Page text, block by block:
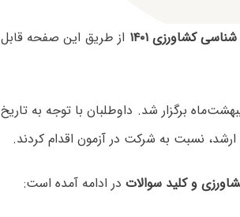
کشاورزی ۱۴۰۱
از طریق این صفحه قابل
در روزهای ۲۸ تا ۳۰ اردیبهشت‌ماه برگزار شد. داوطلبان با توجه به تاریخ
نسبت به شرکت در آزمون اقدام کردند.
و کلید سوالاتدر ادامه آمده است: